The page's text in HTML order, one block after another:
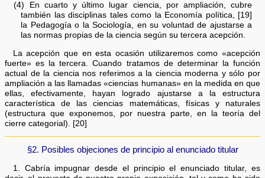
(4) En cuarto y último lugar ciencia, por ampliación, cubre
también las disciplinas tales como la Economía política, [19]
la Pedagogía o la Sociología, en su voluntad de ajustarse a
las normas propias de la ciencia según su tercera acepción.
La acepción que en esta ocasión utilizaremos como «acepción
fuerte» es la tercera. Cuando tratamos de determinar la función
actual de la ciencia nos referimos a la ciencia moderna y sólo por
ampliación a las llamadas «ciencias humanas» en la medida en que
ellas, efectivamente, hayan logrado ajustarse a la estructura
característica de las ciencias matemáticas, físicas y naturales
(estructura que exponemos, por nuestra parte, en la teoría del
cierre categorial). [20]
§2. Posibles objeciones de principio al enunciado titular
1. Cabría impugnar desde el principio el enunciado titular, es